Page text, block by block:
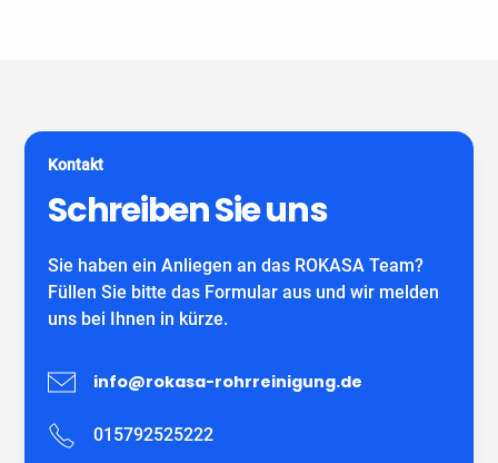
für Schlauchliner. Wir beraten Sie kostenfrei und
individuell nach Ihrem Bedürfnis.
Wir freuen uns auf Ihren Anruf!
Kontakt
Schreiben Sie uns
Sie haben ein Anliegen an das ROKASA Team?
Füllen Sie bitte das Formular aus und wir melden
uns bei Ihnen in kürze.
info@rokasa-rohrreinigung.de
015792525222